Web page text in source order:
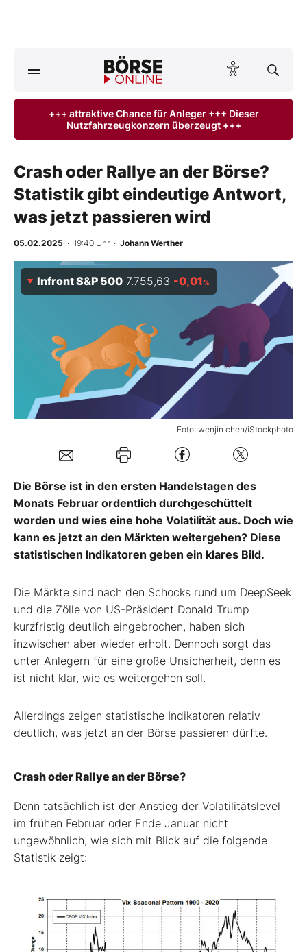
Anlageprodukte
Finanz-Check
Abo & Shop
BO-Musterdepots
Experten
Mein B:O
Mein Konto
Folgen Sie uns
+++ attraktive Chance für Anleger +++ Dieser
Nutzfahrzeugkonzern überzeugt +++
Crash oder Rallye an der Börse?
Statistik gibt eindeutige Antwort,
was jetzt passieren wird
05.02.2025 · 19:40 Uhr · Johann Werther
Foto: wenjin chen/iStockphoto
Infront S&P 500 7.755,63 -0,01%
Die Börse ist in den ersten Handelstagen des
Monats Februar ordentlich durchgeschüttelt
worden und wies eine hohe Volatilität aus. Doch wie
kann es jetzt an den Märkten weitergehen? Diese
statistischen Indikatoren geben ein klares Bild.
Die Märkte sind nach den Schocks rund um DeepSeek
und die Zölle von US-Präsident Donald Trump
kurzfristig deutlich eingebrochen, haben sich
inzwischen aber wieder erholt. Dennoch sorgt das
unter Anlegern für eine große Unsicherheit, denn es
ist nicht klar, wie es weitergehen soll.
Allerdings zeigen statistische Indikatoren relativ
deutlich, was jetzt an der Börse passieren dürfte.
Crash oder Rallye an der Börse?
Denn tatsächlich ist der Anstieg der Volatilitätslevel
im frühen Februar oder Ende Januar nicht
ungewöhnlich, wie sich mit Blick auf die folgende
Statistik zeigt: